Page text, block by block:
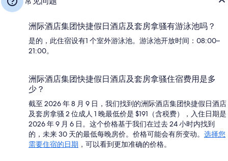
洲际酒店集团快捷假日酒店及套房拿骚有游泳池吗？
是的，此住宿设有1 个室外游泳池。游泳池开放时间：08:00–
21:00。
洲际酒店集团快捷假日酒店及套房拿骚住宿费用是多
少？
截至 2026 年 8 月 9 日，我们找到的洲际酒店集团快捷假日酒店
及套房拿骚 2 位成人 1 晚最低价是 $191（含税费），入住日期是
2026 年 9 月 6 日。这个价格基于我们在过去 24 小时内找到
的，未来 30 天的最低每晚房价。价格可能会有所变动。 选择您
需要住宿的日期 ，可以看到更加准确的价格。